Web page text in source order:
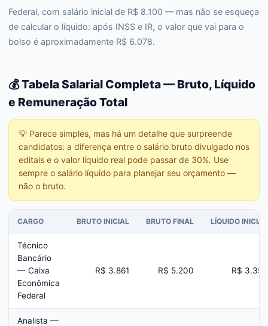
Federal, com salário inicial de R$ 8.100 — mas não se esqueça
de calcular o líquido: após INSS e IR, o valor que vai para o
bolso é aproximadamente R$ 6.078.
💰 Tabela Salarial Completa — Bruto, Líquido
e Remuneração Total
💡 Parece simples, mas há um detalhe que surpreende
candidatos: a diferença entre o salário bruto divulgado nos
editais e o valor líquido real pode passar de 30%. Use
sempre o salário líquido para planejar seu orçamento —
não o bruto.
CARGO BRUTO INICIAL BRUTO FINAL LÍQUIDO INICIAL
Técnico
Bancário
— Caixa
Econômica
Federal
R$ 3.861 R$ 5.200 R$ 3.356
Analista —